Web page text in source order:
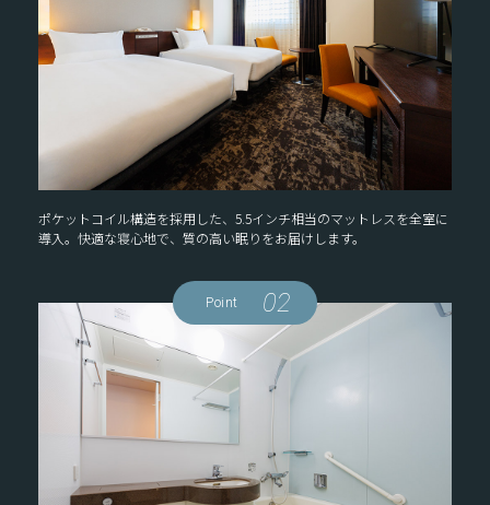
ポケットコイル構造を採用した、5.5インチ相当のマットレスを全室に
導入。快適な寝心地で、質の高い眠りをお届けします。
Point 02